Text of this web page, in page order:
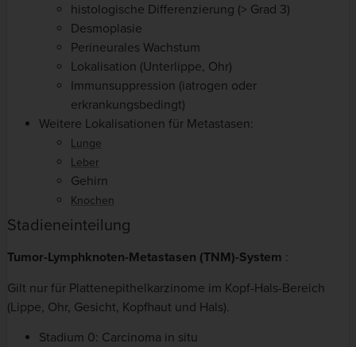
histologische Differenzierung (> Grad 3)
Desmoplasie
Perineurales Wachstum
Lokalisation (Unterlippe, Ohr)
Immunsuppression (iatrogen oder
erkrankungsbedingt)
Weitere Lokalisationen für Metastasen:
Lunge
Leber
Gehirn
Knochen
Stadieneinteilung
Tumor-Lymphknoten-Metastasen (TNM)-System :
Gilt nur für Plattenepithelkarzinome im Kopf-Hals-Bereich
(Lippe, Ohr, Gesicht, Kopfhaut und Hals).
Stadium 0: Carcinoma in situ